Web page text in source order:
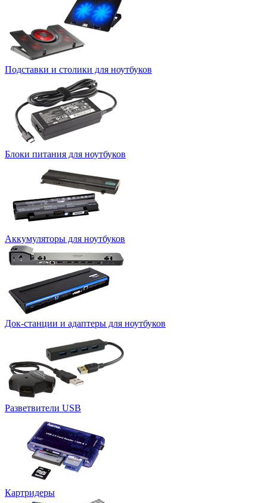
Подставки и столики для ноутбуков
Блоки питания для ноутбуков
Аккумуляторы для ноутбуков
Док-станции и адаптеры для ноутбуков
Разветвители USB
Картридеры